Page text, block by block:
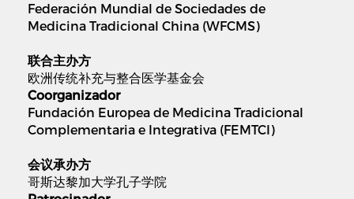
Federación Mundial de Sociedades de
Medicina Tradicional China (WFCMS)
联合主办方
欧洲传统补充与整合医学基金会
Coorganizador
Fundación Europea de Medicina Tradicional
Complementaria e Integrativa (FEMTCI)
会议承办方
哥斯达黎加大学孔子学院